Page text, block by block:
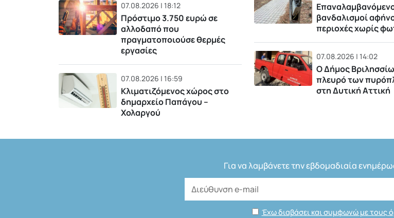
07.08.2026 | 18:12
Πρόστιμο 3.750 ευρώ σε
αλλοδαπό που
πραγματοποιούσε θερμές
εργασίες
07.08.2026 | 16:59
Κλιματιζόμενος χώρος στο
δημαρχείο Παπάγου –
Χολαργού
βανδαλισμοί
περιοχές χωρίς
07.08.2026 | 14:02
Ο Δήμος
πλευρό των
στη Δυτική Αττική
Για να λαμβάνετε την εβδομαδιαία
Έχω διαβάσει και συμφωνώ με τους